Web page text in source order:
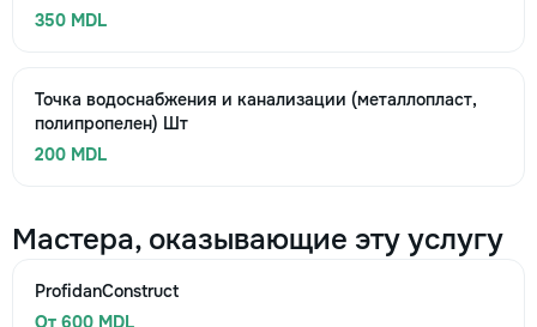
350 MDL
Точка водоснабжения и канализации (металлопласт,
полипропелен) Шт
200 MDL
Мастера, оказывающие эту услугу
ProfidanConstruct
От 600 MDL